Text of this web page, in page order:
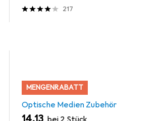
217
MENGENRABATT
Optische Medien Zubehör